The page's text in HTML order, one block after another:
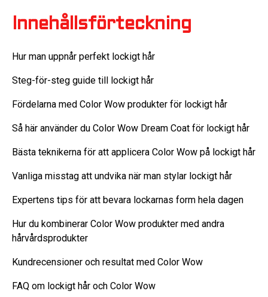
Innehållsförteckning
Hur man uppnår perfekt lockigt hår
Steg-för-steg guide till lockigt hår
Fördelarna med Color Wow produkter för lockigt hår
Så här använder du Color Wow Dream Coat för lockigt hår
Bästa teknikerna för att applicera Color Wow på lockigt hår
Vanliga misstag att undvika när man stylar lockigt hår
Expertens tips för att bevara lockarnas form hela dagen
Hur du kombinerar Color Wow produkter med andra
hårvårdsprodukter
Kundrecensioner och resultat med Color Wow
FAQ om lockigt hår och Color Wow